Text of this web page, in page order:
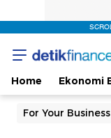
Home Ekonomi
For Your Business